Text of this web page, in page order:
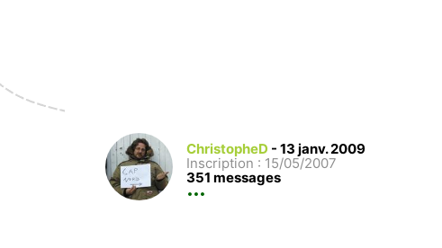
ChristopheD - 13 janv. 2009
Inscription : 15/05/2007
351 messages